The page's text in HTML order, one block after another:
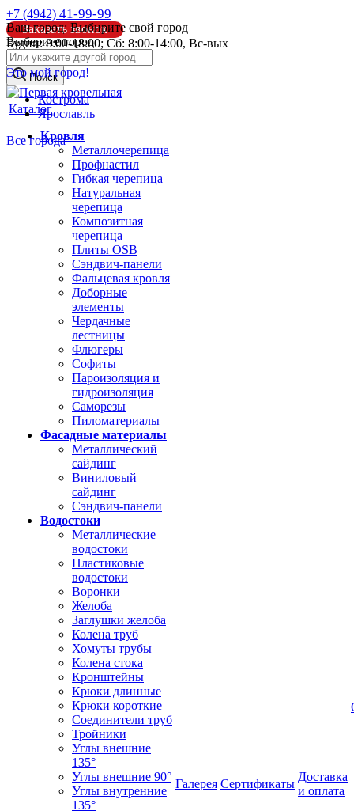
Ваш город: Выбирите свой город
Выберите город:
Это мой город!
Кострома
Ярославль
Все города
+7 (4942) 41-99-99
Заказать звонок
Будни: 8:00-18:00; Сб: 8:00-14:00, Вс-вых
info@pk44.ru
Поиск
Каталог
Кровля
Металлочерепица
Профнастил
Гибкая черепица
Натуральная
черепица
Композитная
черепица
Плиты OSB
Сэндвич-панели
Фальцевая кровля
Доборные
элементы
Чердачные
лестницы
Флюгеры
Софиты
Пароизоляция и
гидроизоляция
Саморезы
Пиломатериалы
Фасадные материалы
Металлический
сайдинг
Виниловый
сайдинг
Сэндвич-панели
Водостоки
Металлические
водостоки
Пластиковые
водостоки
Воронки
Желоба
Заглушки желоба
Колена труб
Хомуты трубы
Колена стока
Кронштейны
Крюки длинные
Крюки короткие
Соединители труб
Тройники
Углы внешние
135°
Углы внешние 90°
Углы внутренние
135°
Галерея Сертификаты
Доставка
и оплата